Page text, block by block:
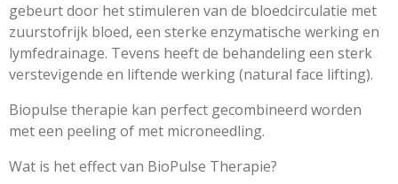
gebeurt door het stimuleren van de bloedcirculatie met
zuurstofrijk bloed, een sterke enzymatische werking en
lymfedrainage. Tevens heeft de behandeling een sterk
verstevigende en liftende werking (natural face lifting).
Biopulse therapie kan perfect gecombineerd worden
met een peeling of met microneedling.
Wat is het effect van BioPulse Therapie?